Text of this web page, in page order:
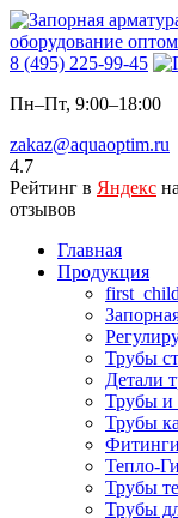
8 (495) 225-99-45
Пн–Пт, 9:00–18:00
zakaz@aquaoptim.ru
4.7
Рейтинг в Яндекс
отзывов
Главная
Продукция
first_child
Трубы
Детали
Трубы и
Трубы
Тепло-
Трубы
Трубы